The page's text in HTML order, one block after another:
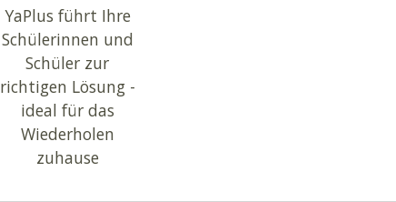
YaPlus führt Ihre
Schülerinnen und
Schüler zur
richtigen Lösung -
ideal für das
Wiederholen
zuhause